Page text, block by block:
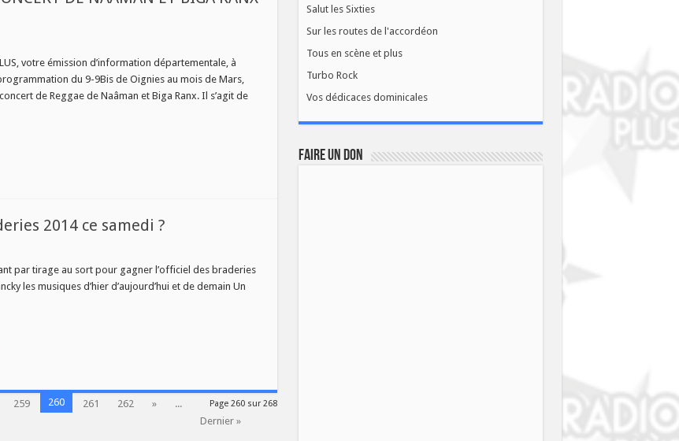
votre émission d’information départementale, à
du 9-9Bis de Oignies au mois de Mars,
de Reggae de Naâman et Biga Ranx. Il s’agit de
2014 ce samedi ?
par tirage au sort pour gagner l’officiel des braderies
les musiques d’hier d’aujourd’hui et de demain Un
Page 260 sur 268
259 260 261 262 »
...
Dernier »
Salut les Sixties
Sur les routes de l'accordéon
Tous en scène et plus
Turbo Rock
Vos dédicaces dominicales
FAIRE UN DON